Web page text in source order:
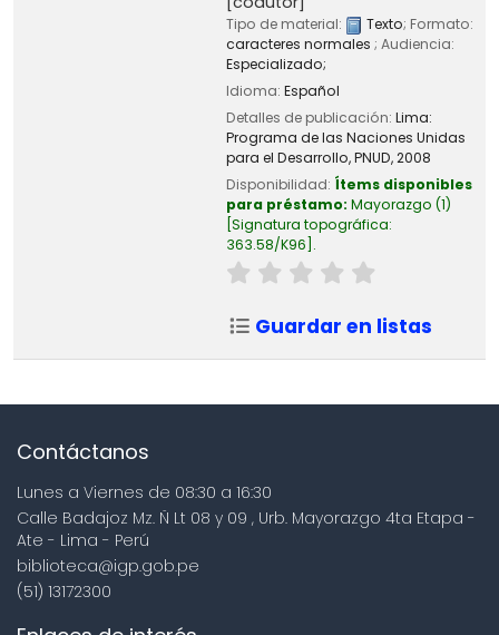
Tipo de material: Texto; Formato:
caracteres normales ; Audiencia:
Especializado;
Idioma: Español
Detalles de publicación: Lima:
Programa de las Naciones Unidas
para el Desarrollo, PNUD,2008
Disponibilidad: Ítems disponibles
para préstamo: Mayorazgo (1)
Signatura topográfica:
363.58/K96 .
Guardar en listas
Contáctanos
Lunes a Viernes de 08:30 a 16:30
Calle Badajoz Mz. Ñ Lt 08 y 09 , Urb. Mayorazgo 4ta Etapa -
Ate - Lima - Perú
biblioteca@igp.gob.pe
(51) 13172300